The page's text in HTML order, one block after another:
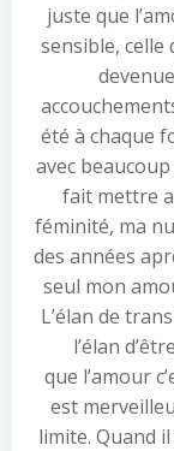
juste que
sensible, celle
été à chaque
avec beaucoup
fait mettre
féminité, ma
des années
seul mon
L’élan de
l’élan
que l’amour
est
limite. Quand